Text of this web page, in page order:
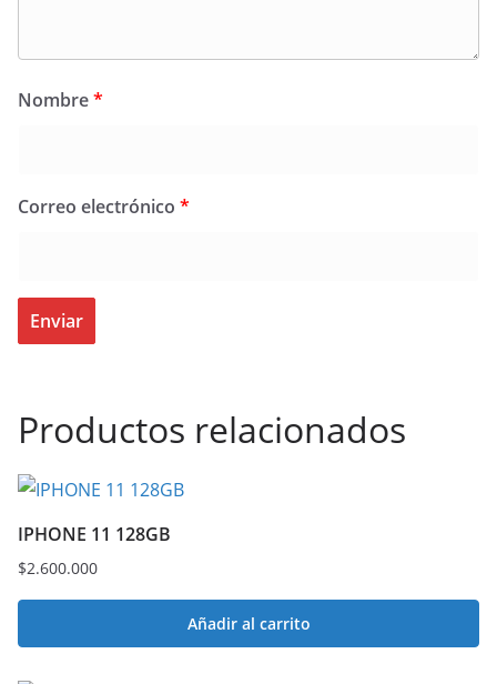
Nombre*
Correo electrónico *
Productos relacionados
IPHONE 11 128GB
$2.600.000
Añadir al carrito